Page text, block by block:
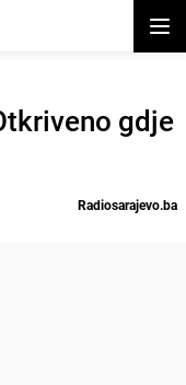
gdje
Radiosarajevo.ba